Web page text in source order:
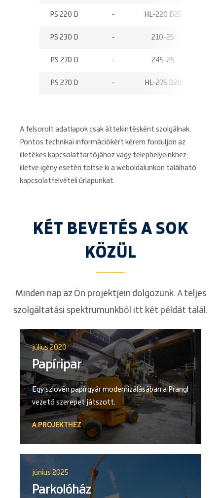
PS 220 D - HL-220 D25
PS 230 D - 210-25
PS 270 D - 245-25
PS 270 D - HL-275 D25
A felsorolt adatlapok csak áttekintésként szolgálnak.
Pontos technikai információkért kérem forduljon az
illetékes kapcsolattartójához vagy telephelyeinkhez,
illetve igény esetén töltse ki a weboldalunkon található
kapcsolatfelvételi űrlapunkat.
KÉT BEVETÉS A SOK
KÖZÜL
Minden nap az Ön projektjein dolgozunk. A teljes
szolgáltatási spektrumunkból itt két példát talál.
július 2020
Papíripar
Egy szlovén papírgyár modernizálásában a Prangl
vezető szerepet játszott.
A PROJEKTHEZ
június 2025
Parkolóház